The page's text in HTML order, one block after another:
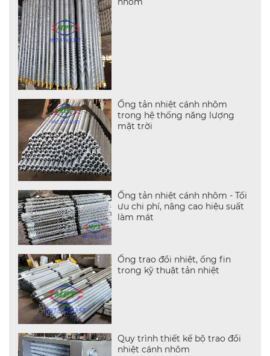
Ống tản nhiệt cánh nhôm
trong hệ thống năng lượng
mặt trời
Ống tản nhiệt cánh nhôm - Tối
ưu chi phí, nâng cao hiệu suất
làm mát
Ống trao đổi nhiệt, ống fin
trong kỹ thuật tản nhiệt
Quy trình thiết kế bộ trao đổi
nhiệt cánh nhôm